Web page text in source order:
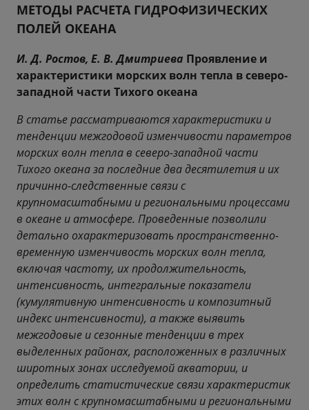
МЕТОДЫ РАСЧЕТА ГИДРОФИЗИЧЕСКИХ
ПОЛЕЙ ОКЕАНА
И. Д. Ростов, Е. В. Дмитриева Проявление и
характеристики морских волн тепла в северо-
западной части Тихого океана
В статье рассматриваются характеристики и
тенденции межгодовой изменчивости параметров
морских волн тепла в северо-западной части
Тихого океана за последние два десятилетия и их
причинно-следственные связи с
крупномасштабными и региональными процессами
в океане и атмосфере. Проведенные позволили
детально охарактеризовать пространственно-
временную изменчивость морских волн тепла,
включая частоту, их продолжительность,
интенсивность, интегральные показатели
(кумулятивную интенсивность и композитный
индекс интенсивности), а также выявить
межгодовые и сезонные тенденции в трех
выделенных районах, расположенных в различных
широтных зонах исследуемой акватории, и
определить статистические связи характеристик
этих волн с крупномасштабными и региональными